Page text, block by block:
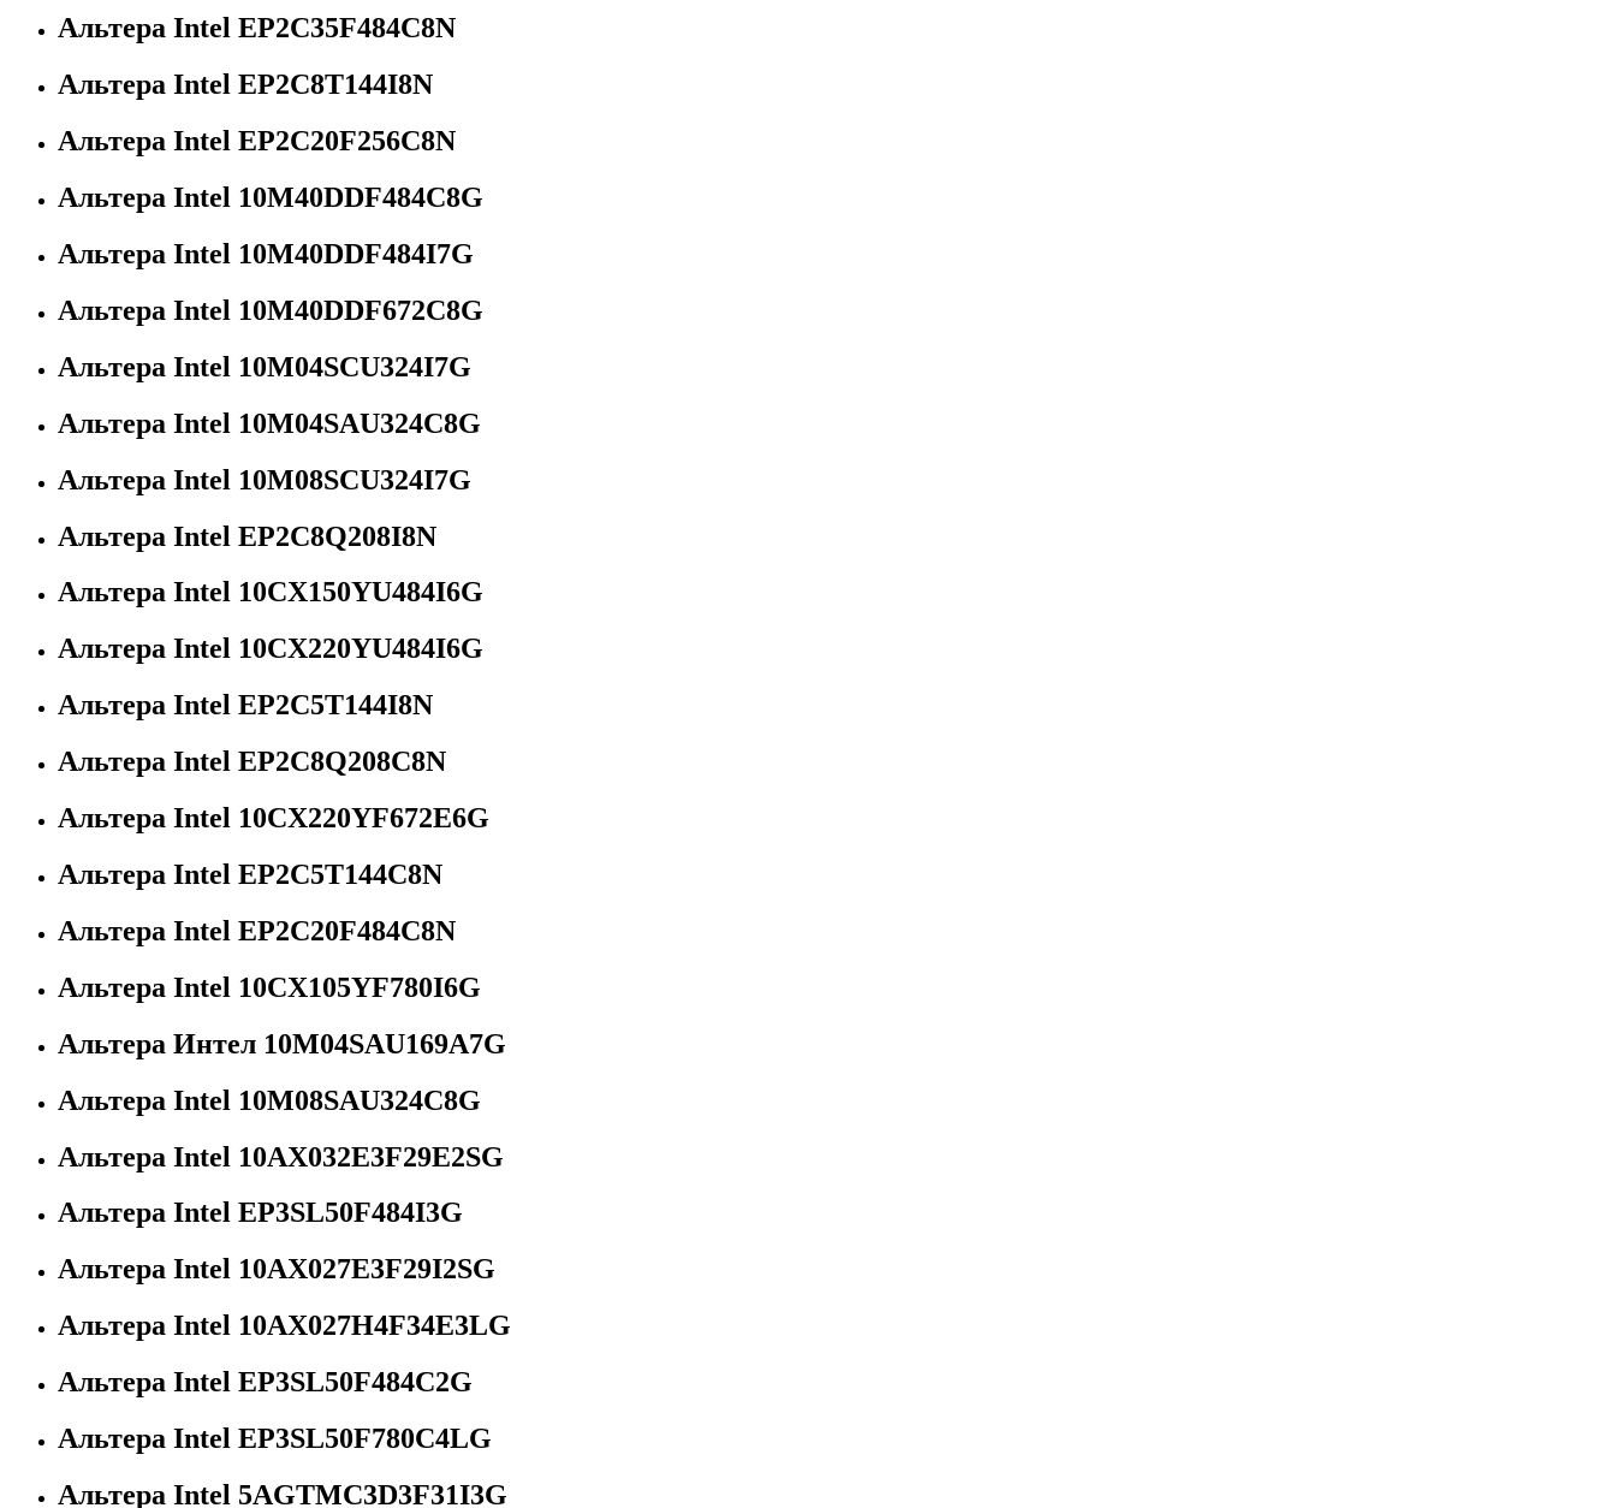
Альтера Intel EP2C35F484C8N
Альтера Intel EP2C8T144I8N
Альтера Intel EP2C20F256C8N
Альтера Intel 10M40DDF484C8G
Альтера Intel 10M40DDF484I7G
Альтера Intel 10M40DDF672C8G
Альтера Intel 10M04SCU324I7G
Альтера Intel 10M04SAU324C8G
Альтера Intel 10M08SCU324I7G
Альтера Intel EP2C8Q208I8N
Альтера Intel 10CX150YU484I6G
Альтера Intel 10CX220YU484I6G
Альтера Intel EP2C5T144I8N
Альтера Intel EP2C8Q208C8N
Альтера Intel 10CX220YF672E6G
Альтера Intel EP2C5T144C8N
Альтера Intel EP2C20F484C8N
Альтера Intel 10CX105YF780I6G
Альтера Интел 10M04SAU169A7G
Альтера Intel 10M08SAU324C8G
Альтера Intel 10AX032E3F29E2SG
Альтера Intel EP3SL50F484I3G
Альтера Intel 10AX027E3F29I2SG
Альтера Intel 10AX027H4F34E3LG
Альтера Intel EP3SL50F484C2G
Альтера Intel EP3SL50F780C4LG
Альтера Intel 5AGTMC3D3F31I3G